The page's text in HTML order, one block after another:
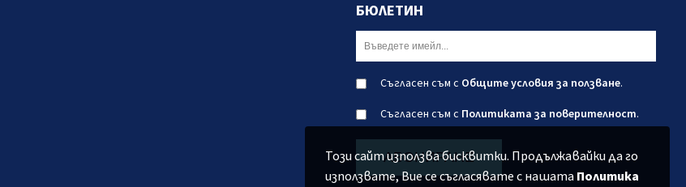
БЮЛЕТИН
Съгласен съм с Общите условия за ползване.
Съгласен съм с Политиката за поверителност.
АБОНИРАНЕ
Този сайт използва бисквитки. Продължавайки да го
използвате, Вие се съгласявате с нашата Политика